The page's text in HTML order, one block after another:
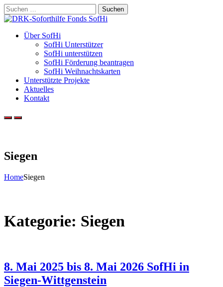
Skip
to
Suchen
nach:
Über SofHi
SofHi Unterstützer
SofHi unterstützen
SofHi Förderung beantragen
SofHi Weihnachtskarten
Unterstützte Projekte
Aktuelles
Kontakt
Siegen
HomeSiegen
Kategorie: Siegen
8. Mai 2025 bis 8. Mai 2026 SofHi in
Siegen-Wittgenstein